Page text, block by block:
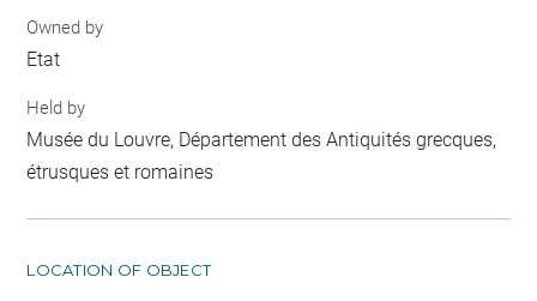
Owned by
Etat
Held by
Musée du Louvre, Département des Antiquités grecques,
étrusques et romaines
LOCATION OF OBJECT